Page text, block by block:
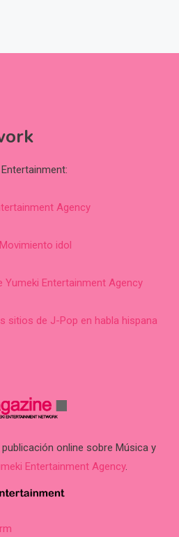
Agency
idol
Yumeki Entertainment Agency
sitios de J-Pop en habla hispana
online sobre Música y
Entertainment Agency.